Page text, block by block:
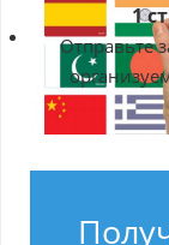
1
Отправьте